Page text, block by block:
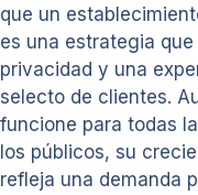
que un
es una estrategia
privacidad y una
selecto de clientes.
funcione para todas
los públicos, su
refleja una demanda